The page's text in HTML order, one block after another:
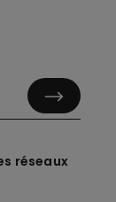
réseaux